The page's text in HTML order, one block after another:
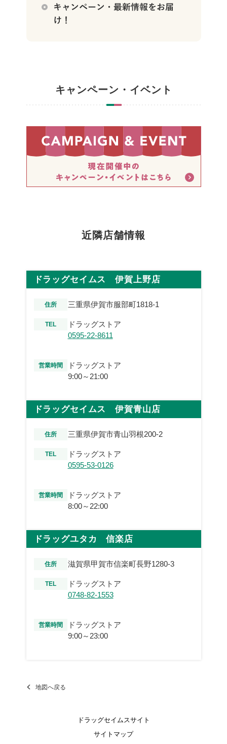
キャンペーン・イベント
近隣店舗情報
ドラッグセイムス 伊賀上野店
住所 三重県伊賀市服部町1818-1
TEL
ドラッグストア
0595-22-8611
営業時間
ドラッグストア
9:00～21:00
ドラッグセイムス 伊賀青山店
住所 三重県伊賀市青山羽根200-2
TEL
ドラッグストア
0595-53-0126
営業時間
ドラッグストア
8:00～22:00
ドラッグユタカ 信楽店
住所 滋賀県甲賀市信楽町長野1280-3
TEL
ドラッグストア
0748-82-1553
営業時間
ドラッグストア
9:00～23:00
地図へ戻る
ドラッグセイムスサイト
サイトマップ